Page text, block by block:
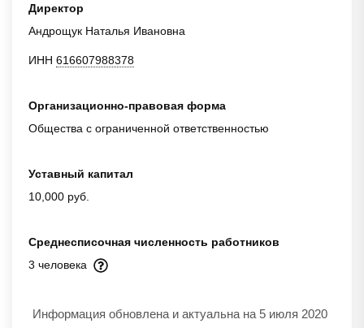
Директор
Андрощук Наталья Ивановна
ИНН 616607988378
Организационно-правовая форма
Общества с ограниченной ответственностью
Уставный капитал
10,000 руб.
Среднесписочная численность работников
3 человека
Информация обновлена и актуальна на 5 июля 2020